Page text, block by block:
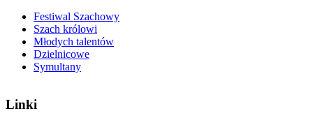
Festiwal Szachowy
Szach królowi
Młodych talentów
Dzielnicowe
Symultany
Linki